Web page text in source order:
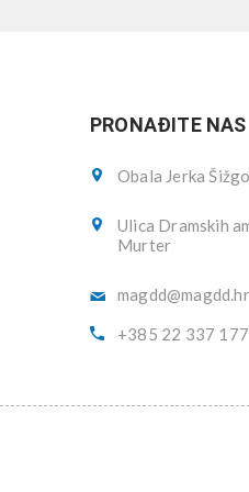
PRONAĐITE NAS
Obala Jerka
Ulica Dramskih
Murter
magdd@magdd.hr
+385 22 337 177